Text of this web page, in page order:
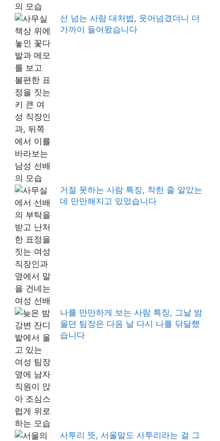
선 넘는 사람 대처법, 웃어넘겼더니 더
가까이 들어왔습니다
거절 못하는 사람 특징, 착한 줄 알았는
데 만만해지고 있었습니다
나를 만만하게 보는 사람 특징, 그날 밤
울던 팀장은 다음 날 다시 나를 닦달했
습니다
사투리 뜻, 서울말도 사투리라는 걸 그